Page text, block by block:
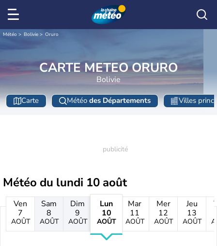
Météo Bolivie Oruro
CARTE METEO ORURO
Bolivie
Carte Météo des Départements Villes
Météo du lundi 10 août
Ven
7
AOÛT
Sam
8
AOÛT
Dim
9
AOÛT
Lun
10
AOÛT
Mar
11
AOÛT
Mer
12
AOÛT
Jeu
13
AOÛT